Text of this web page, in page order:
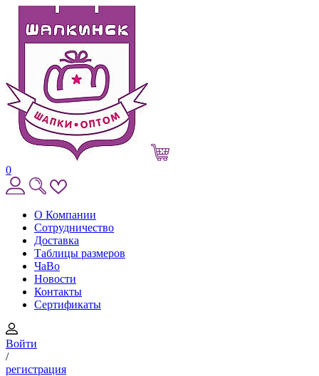
0
О Компании
Сотрудничество
Доставка
Таблицы размеров
ЧаВо
Новости
Контакты
Сертификаты
Войти
/
регистрация